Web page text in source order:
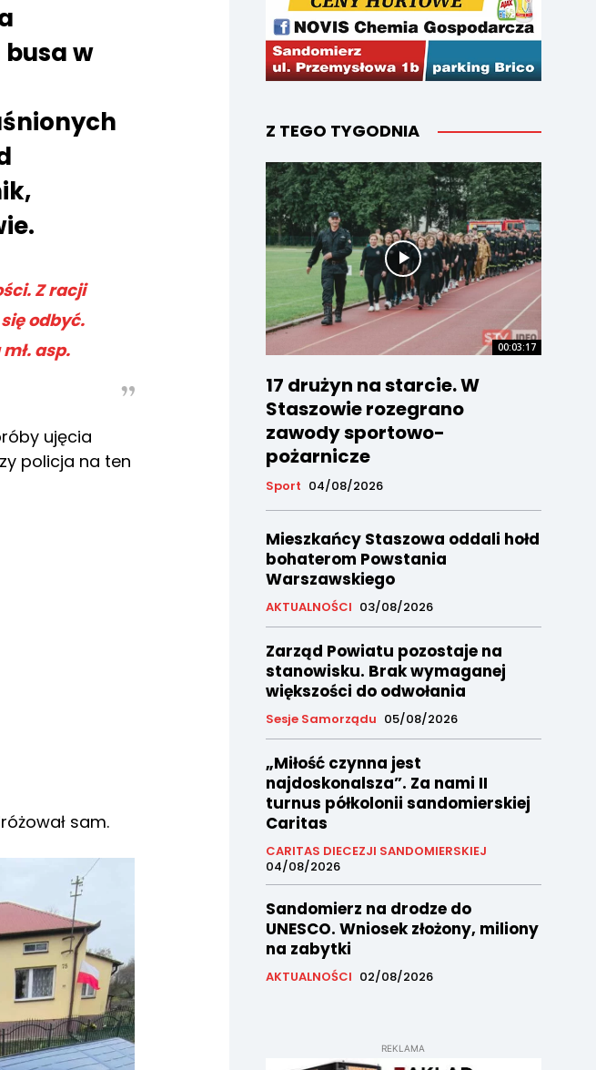
busa w
Z racji
odbyć.
asp.
ujęcia
policja na ten
sam.
Z TEGO TYGODNIA
00:03:17
17 drużyn na starcie. W
Staszowie rozegrano
zawody sportowo-
pożarnicze
Sport 04/08/2026
Mieszkańcy Staszowa oddali hołd
bohaterom Powstania
Warszawskiego
AKTUALNOŚCI 03/08/2026
Zarząd Powiatu pozostaje na
stanowisku. Brak wymaganej
większości do odwołania
Sesje Samorządu 05/08/2026
„Miłość czynna jest
najdoskonalsza”. Za nami II
turnus półkolonii sandomierskiej
Caritas
CARITAS DIECEZJI SANDOMIERSKIEJ
04/08/2026
Sandomierz na drodze do
UNESCO. Wniosek złożony, miliony
na zabytki
AKTUALNOŚCI 02/08/2026
REKLAMA